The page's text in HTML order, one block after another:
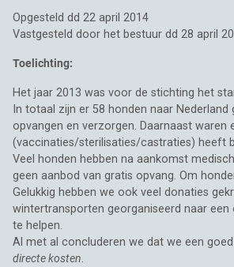
Opgesteld dd 22 april 2014
Vastgesteld door het bestuur dd 28 april
Toelichting:
Het jaar 2013 was voor de stichting het
In totaal zijn er 58 honden naar
opvangen en verzorgen. Daarnaast
(vaccinaties/sterilisaties/castraties) heeft
Veel honden hebben na aankomst
geen aanbod van gratis opvang. Om
Gelukkig hebben we ook veel donaties
wintertransporten georganiseerd naar
te helpen.
Al met al concluderen we dat we een
directe kosten.